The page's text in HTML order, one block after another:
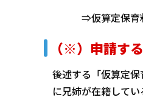
⇒仮算定保育料
（※）申請す
後述する「仮算定
に兄姉が在籍して